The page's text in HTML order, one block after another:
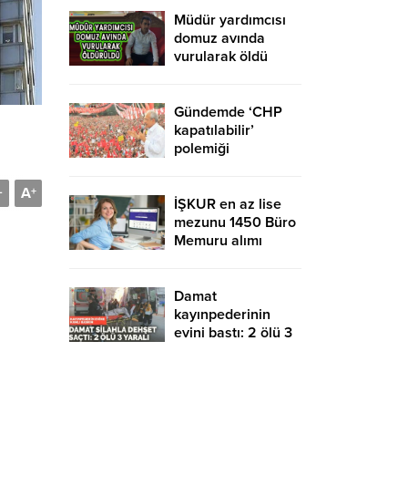
A+
mi?
Müdür yardımcısı
domuz avında
vurularak öldü
Gündemde ‘CHP
kapatılabilir’
polemiği
İŞKUR en az lise
mezunu 1450 Büro
Memuru alımı
sınavsız başvuru
Damat
kayınpederinin
evini bastı: 2 ölü 3